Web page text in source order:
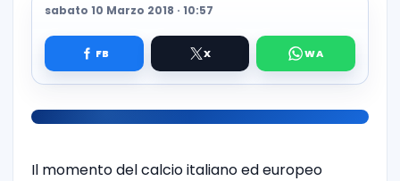
sabato 10 Marzo 2018 · 10:57
Il momento del calcio italiano ed europeo